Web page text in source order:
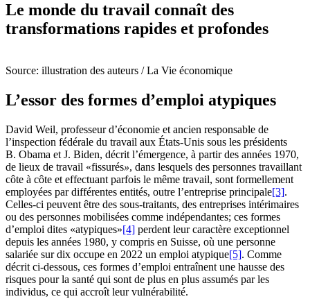
Le monde du travail connaît des
transformations rapides et profondes
Source: illustration des auteurs / La Vie économique
L’essor des formes d’emploi atypiques
David Weil, professeur d’économie et ancien responsable de
l’inspection fédérale du travail aux États-Unis sous les présidents
B. Obama et J. Biden, décrit l’émergence, à partir des années 1970,
de lieux de travail «fissurés», dans lesquels des personnes travaillant
côte à côte et effectuant parfois le même travail, sont formellement
employées par différentes entités, outre l’entreprise principale[3].
Celles-ci peuvent être des sous-traitants, des entreprises intérimaires
ou des personnes mobilisées comme indépendantes; ces formes
d’emploi dites «atypiques»[4] perdent leur caractère exceptionnel
depuis les années 1980, y compris en Suisse, où une personne
salariée sur dix occupe en 2022 un emploi atypique[5]. Comme
décrit ci-dessous, ces formes d’emploi entraînent une hausse des
risques pour la santé qui sont de plus en plus assumés par les
individus, ce qui accroît leur vulnérabilité.